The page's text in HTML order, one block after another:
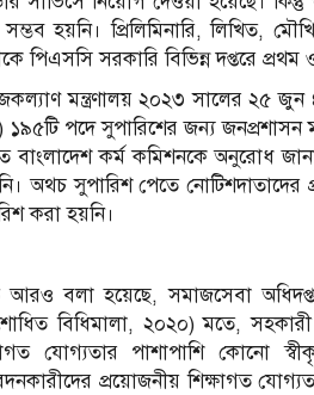
হয়নি। প্রিলিমিনারি, লিখিত,
পিএসসি সরকারি বিভিন্ন দপ্তরে
মন্ত্রণালয় ২০২৩ সালের ২৫
১৯৫টি পদে সুপারিশের জন্য জনপ্রশাসন
বাংলাদেশ কর্ম কমিশনকে অনুরোধ
অথচ সুপারিশ পেতে
করা হয়নি।
বলা হয়েছে, সমাজসেবা
বিধিমালা, ২০২০) মতে, সহকারী
যোগ্যতার পাশাপাশি কোনো
প্রয়োজনীয় শিক্ষাগত